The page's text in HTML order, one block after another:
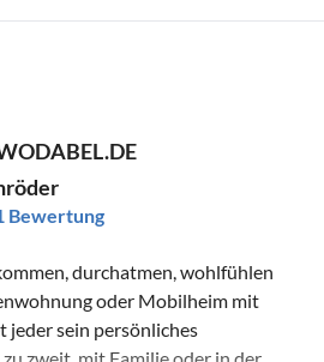
Saal, Terrasse und
Pritzer See):
Bade-u. Angelsee
Bewertung
durchatmen, wohlfühlen
oder Mobilheim mit
jeder sein persönliches
zweit, mit Familie oder in der